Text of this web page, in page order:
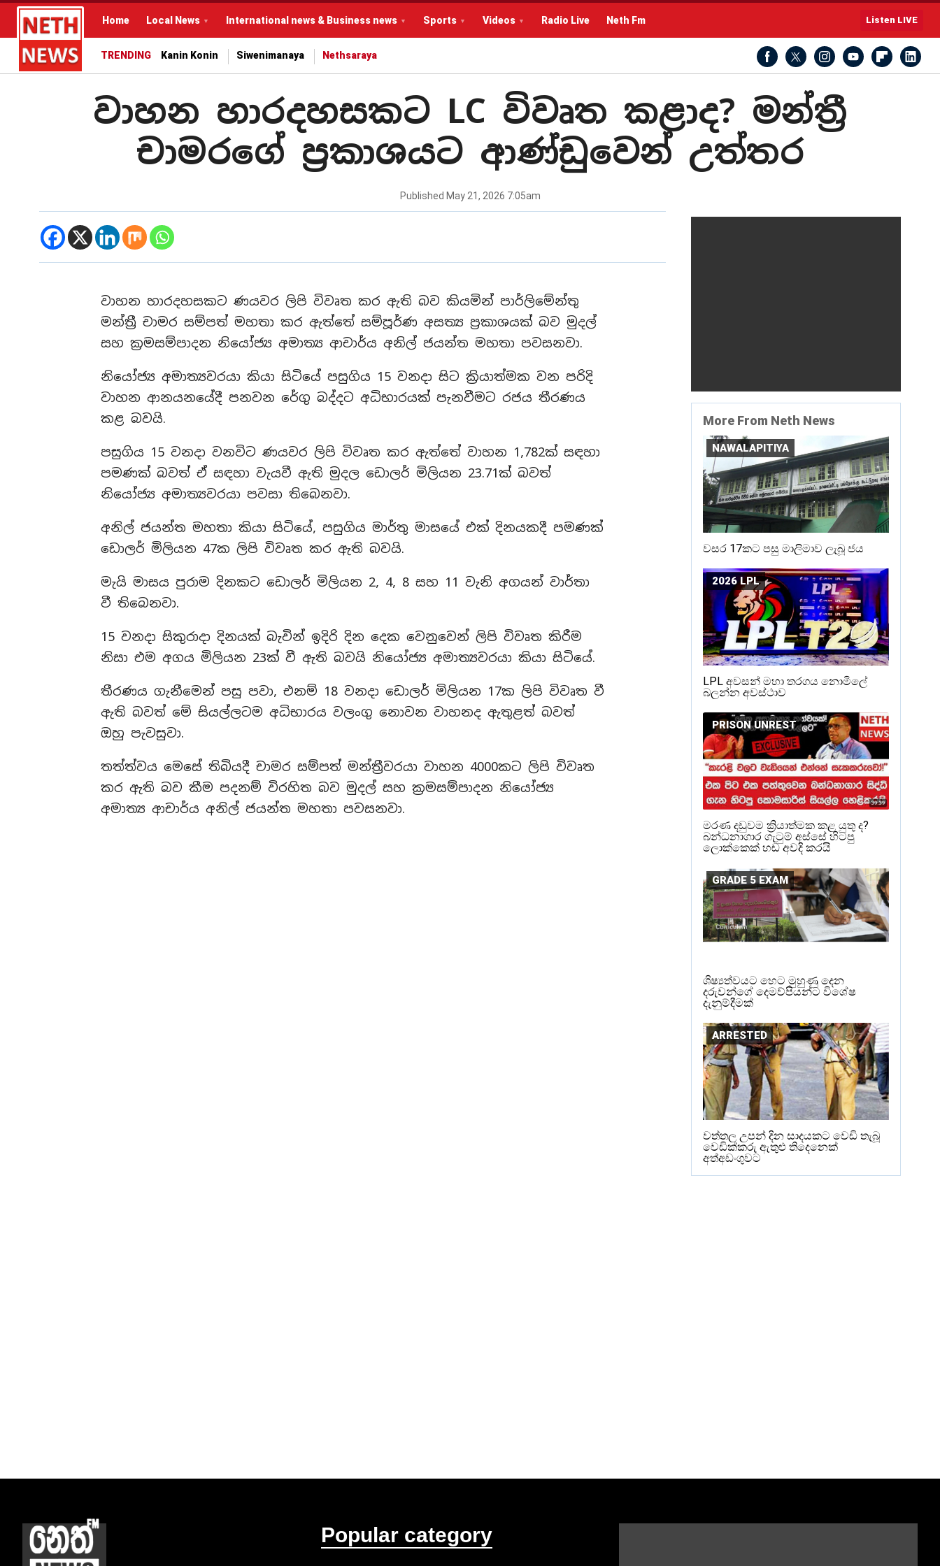
Home Local News International news & Business news Sports Videos Radio Live Neth Fm Listen LIVE
TRENDING Kanin Konin Siwenimanaya Nethsaraya
වාහන හාරදහසකට LC විවෘත කළාද? මන්ත්‍රී
චාමරගේ ප්‍රකාශයට ආණ්ඩුවෙන් උත්තර
Published May 21, 2026 7:05am
වාහන හාරදහසකට ණයවර ලිපි විවෘත කර ඇති බව කියමින් පාර්ලිමේන්තු
මන්ත්‍රී චාමර සම්පත් මහතා කර ඇත්තේ සම්පූර්ණ අසත්‍ය ප්‍රකාශයක් බව මුදල්
සහ ක්‍රමසම්පාදන නියෝජ්‍ය අමාත්‍ය ආචාර්ය අනිල් ජයන්ත මහතා පවසනවා.
නියෝජ්‍ය අමාත්‍යවරයා කියා සිටියේ පසුගිය 15 වනදා සිට ක්‍රියාත්මක වන පරිදි
වාහන ආනයනයේදී පනවන රේගු බද්දට අධිභාරයක් පැනවීමට රජය තීරණය
කළ බවයි.
පසුගිය 15 වනදා වනවිට ණයවර ලිපි විවෘත කර ඇත්තේ වාහන 1,782ක් සඳහා
පමණක් බවත් ඒ සඳහා වැයවී ඇති මුදල ඩොලර් මිලියන 23.71ක් බවත්
නියෝජ්‍ය අමාත්‍යවරයා පවසා තිබෙනවා.
අනිල් ජයන්ත මහතා කියා සිටියේ, පසුගිය මාර්තු මාසයේ එක් දිනයකදී පමණක්
ඩොලර් මිලියන 47ක ලිපි විවෘත කර ඇති බවයි.
මැයි මාසය පුරාම දිනකට ඩොලර් මිලියන 2, 4, 8 සහ 11 වැනි අගයන් වාර්තා
වී තිබෙනවා.
15 වනදා සිකුරාදා දිනයක් බැවින් ඉදිරි දින දෙක වෙනුවෙන් ලිපි විවෘත කිරීම
නිසා එම අගය මිලියන 23ක් වී ඇති බවයි නියෝජ්‍ය අමාත්‍යවරයා කියා සිටියේ.
තීරණය ගැනීමෙන් පසු පවා, එනම් 18 වනදා ඩොලර් මිලියන 17ක ලිපි විවෘත වී
ඇති බවත් මේ සියල්ලටම අධිභාරය වලංගු නොවන වාහනද ඇතුළත් බවත්
ඔහු පැවසුවා.
තත්ත්වය මෙසේ තිබියදී චාමර සම්පත් මන්ත්‍රීවරයා වාහන 4000කට ලිපි විවෘත
කර ඇති බව කීම පදනම් විරහිත බව මුදල් සහ ක්‍රමසම්පාදන නියෝජ්‍ය
අමාත්‍ය ආචාර්ය අනිල් ජයන්ත මහතා පවසනවා.
More From Neth News
NAWALAPITIYA
වසර 17කට පසු මාලිමාව ලැබූ ජය
2026 LPL
LPL අවසන් මහා තරගය නොමිලේ
බලන්න අවස්ථාව
PRISON UNREST
මරණ දඩුවම ක්‍රියාත්මක කළ යුතු ද?
බන්ධනාගාර ගැටුම් අස්සේ හිටපු
ලොක්කෙක් හඬ අවදි කරයි
GRADE 5 EXAM
ශිෂ්‍යත්වයට හෙට මුහුණු දෙන
දරුවන්ගේ දෙමව්පියන්ට විශේෂ
දැනුම්දීමක්
ARRESTED
වත්තල උපන් දින සාදයකට වෙඩි තැබූ
වෙඩික්කරු ඇතුළු තිදෙනෙක්
අත්අඩංගුවට
Popular category